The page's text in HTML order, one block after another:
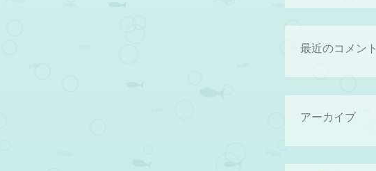
最近のコメント
アーカイブ